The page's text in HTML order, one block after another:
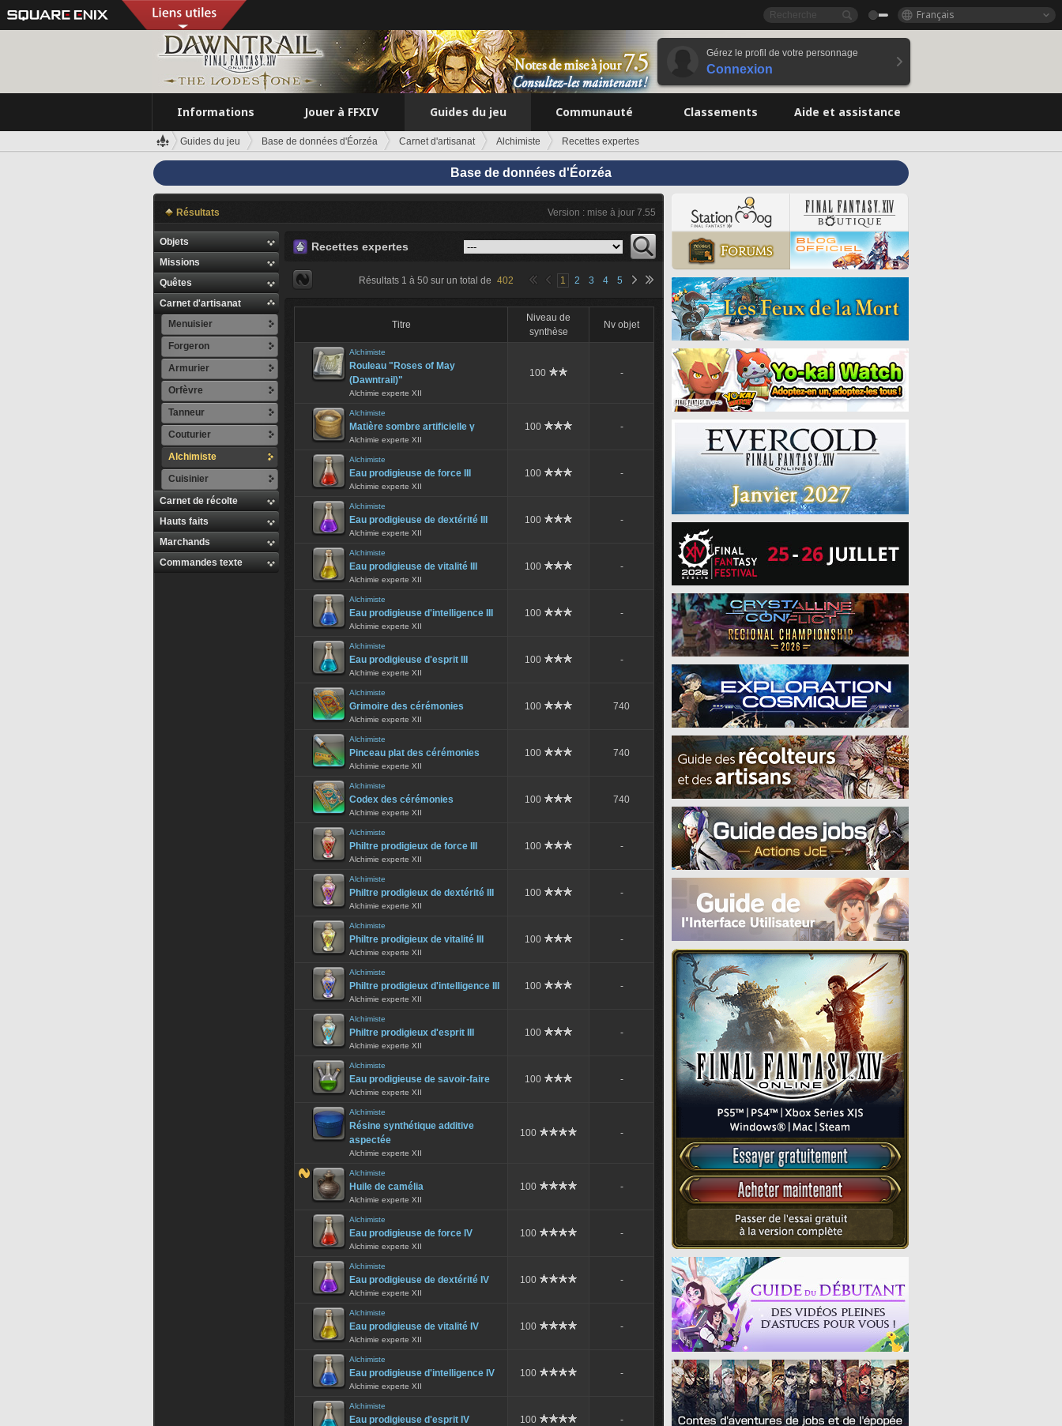
Français
Gérez le profil de votre personnage
Connexion
Informations Jouer à FFXIV Guides du jeu Communauté Classements Aide et assistance
Guides du jeu Base de données d'Éorzéa Carnet d'artisanat Alchimiste Recettes expertes
Base de données d'Éorzéa
Résultats Version : mise à jour 7.55
Objets
Missions
Quêtes
Carnet d'artisanat
Menuisier
Forgeron
Armurier
Orfèvre
Tanneur
Couturier
Alchimiste
Cuisinier
Carnet de récolte
Hauts faits
Marchands
Commandes texte
Recettes expertes
Résultats 1 à 50 sur un total de 402 1 2 3 4 5
Titre
Niveau de
synthèse
Nv objet
Alchimiste
Rouleau "Roses of May
(Dawntrail)"
Alchimie experte XII
100 -
Alchimiste
Matière sombre artificielle γ
Alchimie experte XII
100 -
Alchimiste
Eau prodigieuse de force III
Alchimie experte XII
100 -
Alchimiste
Eau prodigieuse de dextérité III
Alchimie experte XII
100 -
Alchimiste
Eau prodigieuse de vitalité III
Alchimie experte XII
100 -
Alchimiste
Eau prodigieuse d'intelligence III
Alchimie experte XII
100 -
Alchimiste
Eau prodigieuse d'esprit III
Alchimie experte XII
100 -
Alchimiste
Grimoire des cérémonies
Alchimie experte XII
100 740
Alchimiste
Pinceau plat des cérémonies
Alchimie experte XII
100 740
Alchimiste
Codex des cérémonies
Alchimie experte XII
100 740
Alchimiste
Philtre prodigieux de force III
Alchimie experte XII
100 -
Alchimiste
Philtre prodigieux de dextérité III
Alchimie experte XII
100 -
Alchimiste
Philtre prodigieux de vitalité III
Alchimie experte XII
100 -
Alchimiste
Philtre prodigieux d'intelligence III
Alchimie experte XII
100 -
Alchimiste
Philtre prodigieux d'esprit III
Alchimie experte XII
100 -
Alchimiste
Eau prodigieuse de savoir-faire
Alchimie experte XII
100 -
Alchimiste
Résine synthétique additive
aspectée
Alchimie experte XII
100 -
Alchimiste
Huile de camélia
Alchimie experte XII
100 -
Alchimiste
Eau prodigieuse de force IV
Alchimie experte XII
100 -
Alchimiste
Eau prodigieuse de dextérité IV
Alchimie experte XII
100 -
Alchimiste
Eau prodigieuse de vitalité IV
Alchimie experte XII
100 -
Alchimiste
Eau prodigieuse d'intelligence IV
Alchimie experte XII
100 -
Alchimiste
Eau prodigieuse d'esprit IV 100 -